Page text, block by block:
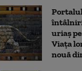
uriaș
Viața
nouă